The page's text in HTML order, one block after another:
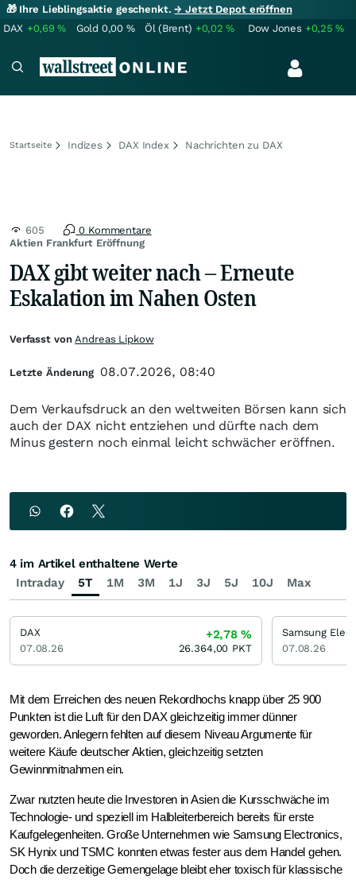
🎁 Ihre Lieblingsaktie geschenkt.→ Jetzt Depot eröffnen
DAX +0,69% Gold 0,00 % Öl (Brent) +0,02% Dow Jones +0,25%
Startseite Indizes DAX Index Nachrichten zu DAX
Aktien Frankfurt Eröffnung
605 0 Kommentare
DAX gibt weiter nach – Erneute
Eskalation im Nahen Osten
Dem Verkaufsdruck an den weltweiten Börsen kann sich
auch der DAX nicht entziehen und dürfte nach dem
Minus gestern noch einmal leicht schwächer eröffnen.
Mit dem Erreichen des neuen Rekordhochs knapp über 25 900
Punkten ist die Luft für den DAX gleichzeitig immer dünner
geworden. Anlegern fehlten auf diesem Niveau Argumente für
weitere Käufe deutscher Aktien, gleichzeitig setzten
Gewinnmitnahmen ein.
Zwar nutzten heute die Investoren in Asien die Kursschwäche im
Technologie- und speziell im Halbleiterbereich bereits für erste
Kaufgelegenheiten. Große Unternehmen wie Samsung Electronics,
SK Hynix und TSMC konnten etwas fester aus dem Handel gehen.
Doch die derzeitige Gemengelage bleibt eher toxisch für klassische
Verfasst vonAndreas Lipkow
Letzte Änderung 08.07.2026, 08:40
Intraday 5T 1M 3M 1J 3J 5J 10J Max
4 im Artikel enthaltene Werte
DAX
07.08.26
+2,78%
26.364,00 PKT 07.08.26